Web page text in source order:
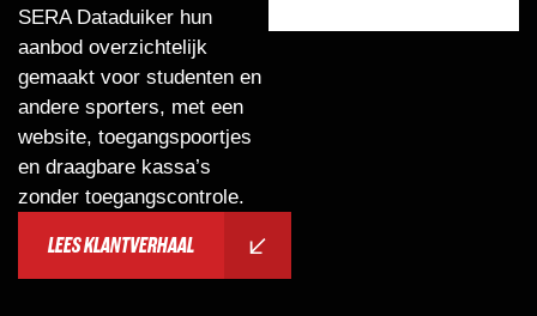
SERA Dataduiker hun
aanbod overzichtelijk
gemaakt voor studenten en
andere sporters, met een
website, toegangspoortjes
en draagbare kassa’s
zonder toegangscontrole.
LEES KLANTVERHAAL